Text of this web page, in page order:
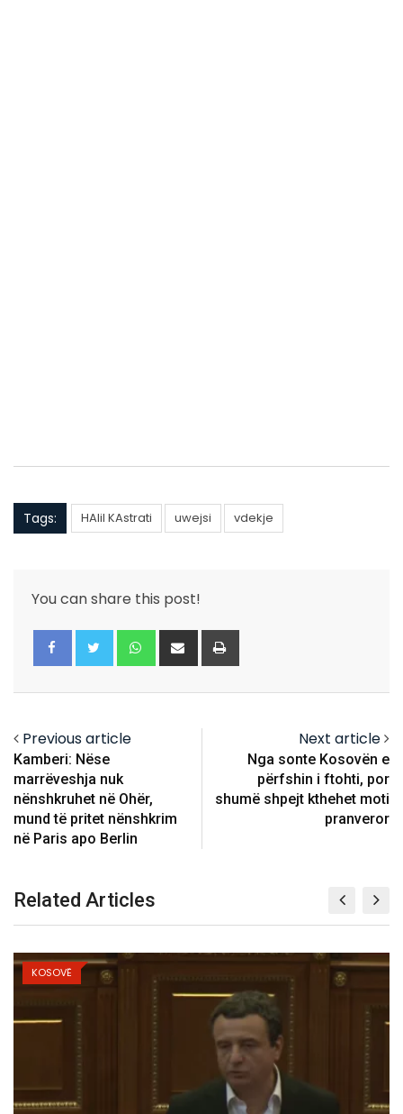
Tags: HAlil KAstrati uwejsi vdekje
You can share this post!
Whatsapp
Share
via
Previous article
Kamberi: Nëse
marrëveshja nuk
nënshkruhet në Ohër,
mund të pritet nënshkrim
në Paris apo Berlin
Next article
Nga sonte Kosovën e
përfshin i ftohti, por
shumë shpejt kthehet moti
pranveror
Related Articles
KOSOVË